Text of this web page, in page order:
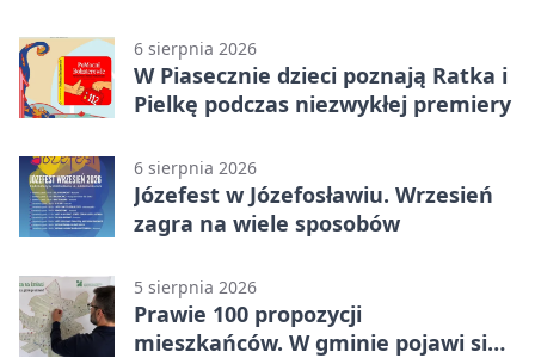
6 sierpnia 2026
W Piasecznie dzieci poznają Ratka i
Pielkę podczas niezwykłej premiery
6 sierpnia 2026
Józefest w Józefosławiu. Wrzesień
zagra na wiele sposobów
5 sierpnia 2026
Prawie 100 propozycji
mieszkańców. W gminie pojawi się